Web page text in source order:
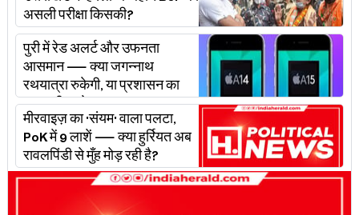
असली परीक्षा किसकी?
पुरी में रेड अलर्ट और उफनता
आसमान — क्या जगन्नाथ
रथयात्रा रुकेगी, या प्रशासन का
'प्लान बी' चलेगा?
मीरवाइज़ का 'संयम' वाला पलटा,
PoK में 9 लाशें — क्या हुर्रियत अब
रावलपिंडी से मुँह मोड़ रही है?